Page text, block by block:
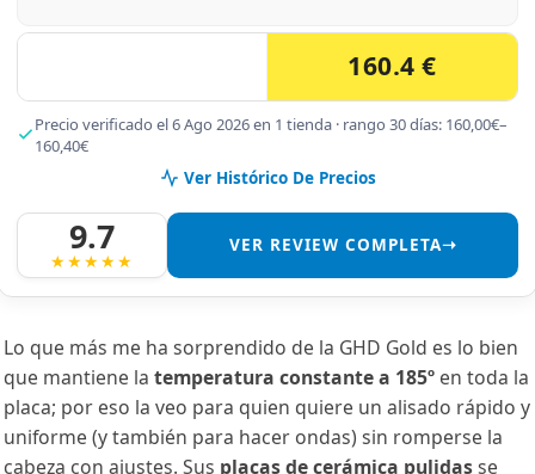
160.4 €
Precio verificado el 6 Ago 2026 en 1 tienda · rango 30 días: 160,00€–
160,40€
Ver Histórico De Precios
9.7 VER REVIEW COMPLETA➝
Lo que más me ha sorprendido de la GHD Gold es lo bien
que mantiene la temperatura constante a 185º en toda la
placa; por eso la veo para quien quiere un alisado rápido y
uniforme (y también para hacer ondas) sin romperse la
cabeza con ajustes. Sus placas de cerámica pulidasse